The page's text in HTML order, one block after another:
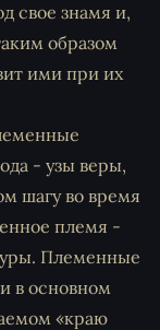
свое знамя и,
образом
ими при их
- узы веры,
шагу во время
племя -
Племенные
в основном
«краю